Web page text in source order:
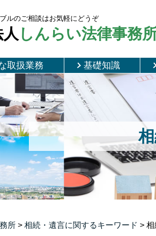
ルのご相談はお気軽にどうぞ
しんらい法律事務
取扱業務 基礎知識
所 > 相続・遺言に関するキーワード > 相